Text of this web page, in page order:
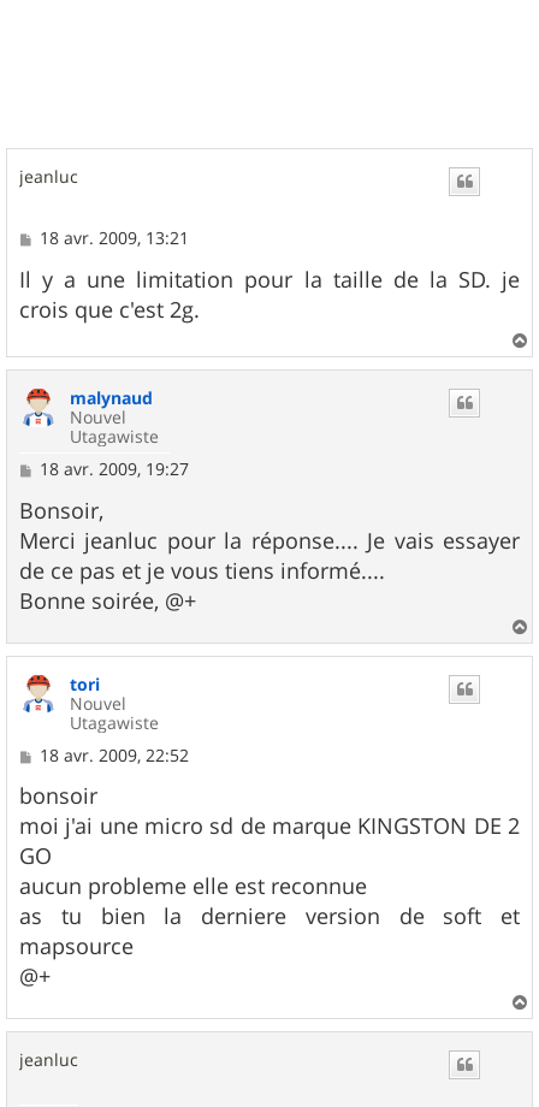
jeanluc
M
a
e
18 avr. 2009, 13:21
Il y a une limitation pour la taille de la SD. je
crois que c'est 2g.
a
malynaud
Nouvel
Utagawiste
M
s
s
a
g
e
18 avr. 2009, 19:27
Bonsoir,
Merci jeanluc pour la réponse.... Je vais essayer
de ce pas et je vous tiens informé....
Bonne soirée, @+
a
tori
Nouvel
Utagawiste
M
s
s
a
g
e
18 avr. 2009, 22:52
bonsoir
moi j'ai une micro sd de marque KINGSTON DE 2
GO
aucun probleme elle est reconnue
as tu bien la derniere version de soft et
mapsource
@+
a
jeanluc